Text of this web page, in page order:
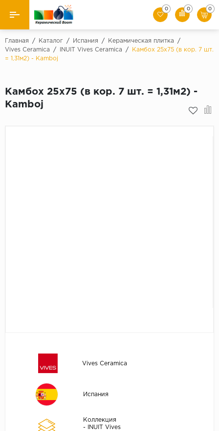
Назад
Производители
Керамогранит
0 0 0
Главная / Каталог / Испания / Керамическая плитка
/
Vives Ceramica
/ INUIT Vives Ceramica /
Камбох 25х75 (в кор. 7 шт.
= 1,31м2) - Kamboj
Камбох 25х75 (в кор. 7 шт. = 1,31м2) -
Kamboj
Vives Ceramica
Испания
Коллекция
- INUIT Vives